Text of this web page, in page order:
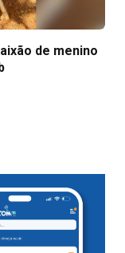
de menino